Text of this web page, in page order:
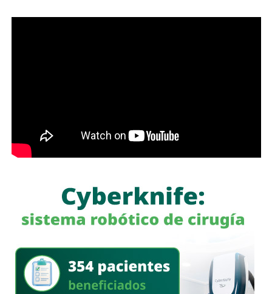
También lee:
movimientos ligados al huachicol
Como parte de la estrategia de movilidad, la avenida
será habilitado como callejón peatonal, mientras que el
segundo tramo funcionará como zona exclusiva para
La SSPC de la Capital exhorta a las y los asistentes a
la FENAPO a planificar sus traslados
, respetar la